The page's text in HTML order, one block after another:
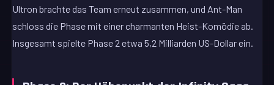
Ultron brachte das Team erneut zusammen, und Ant-Man
schloss die Phase mit einer charmanten Heist-Komödie ab.
Insgesamt spielte Phase 2 etwa 5,2 Milliarden US-Dollar ein.